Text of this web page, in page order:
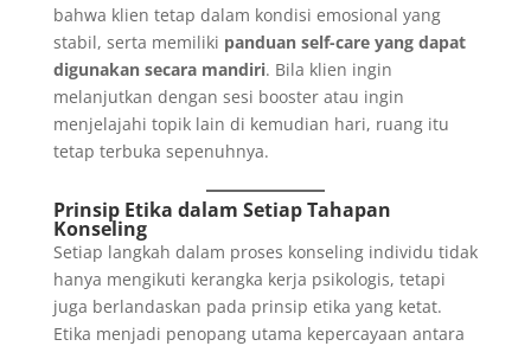
bahwa klien tetap dalam kondisi emosional yang
stabil, serta memiliki panduan self-care yang dapat
digunakan secara mandiri. Bila klien ingin
melanjutkan dengan sesi booster atau ingin
menjelajahi topik lain di kemudian hari, ruang itu
tetap terbuka sepenuhnya.
Prinsip Etika dalam Setiap Tahapan
Konseling
Setiap langkah dalam proses konseling individu tidak
hanya mengikuti kerangka kerja psikologis, tetapi
juga berlandaskan pada prinsip etika yang ketat.
Etika menjadi penopang utama kepercayaan antara